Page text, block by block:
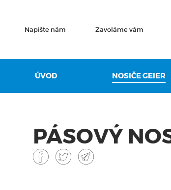
PÁSOVÝ
ÚVOD NOSIČE GEIER
Napište nám Zavoláme vám